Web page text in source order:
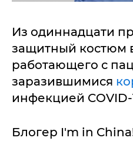
Из одиннадцати
защитный костюм
работающего с
заразившимися
инфекцией COVID-
Блогер I'm in